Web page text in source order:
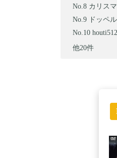
カリス
ドッペ
他20件